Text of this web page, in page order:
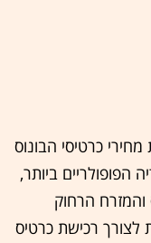
ייקרה את מחירי כרטיסי הבונוס
הפופולריים ביותר,
והמזרח הרחוק
לצורך רכישת כרטיס